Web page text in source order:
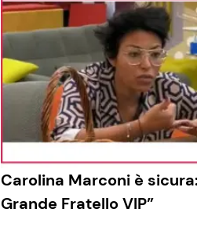
Carolina Marconi è
Grande Fratello VIP”